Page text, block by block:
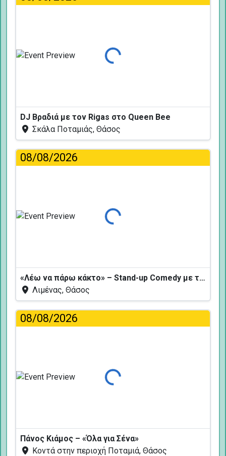
Φόρτωση...
DJ Βραδιά με τον Rigas στο Queen Bee
Σκάλα Ποταμιάς, Θάσος
08/08/2026
Φόρτωση...
«Λέω να πάρω κάκτο» – Stand-up Comedy με τον Δημήτρη Χριστοφορίδη
Λιμένας, Θάσος
08/08/2026
Φόρτωση...
Πάνος Κιάμος – «Όλα για Σένα»
Κοντά στην περιοχή Ποταμιά, Θάσος